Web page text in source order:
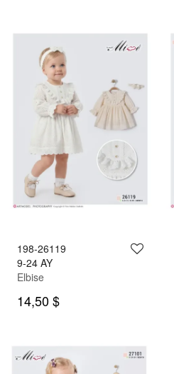
198-26119
9-24 AY
Elbise
14,50 $